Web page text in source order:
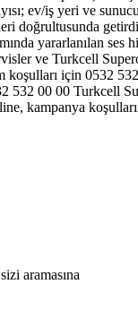
ev/iş yeri ve
doğrultusunda
yararlanılan
ve Turkcell
koşulları için 0532
532 00 00 Turkcell
kampanya
aramasına